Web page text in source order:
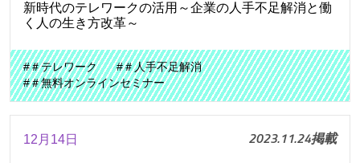
新時代のテレワークの活用～企業の人手不足解消と働
く人の生き方改革～
#＃テレワーク
#＃人手不足解消
#＃無料オンラインセミナー
12月14日 2023.11.24掲載